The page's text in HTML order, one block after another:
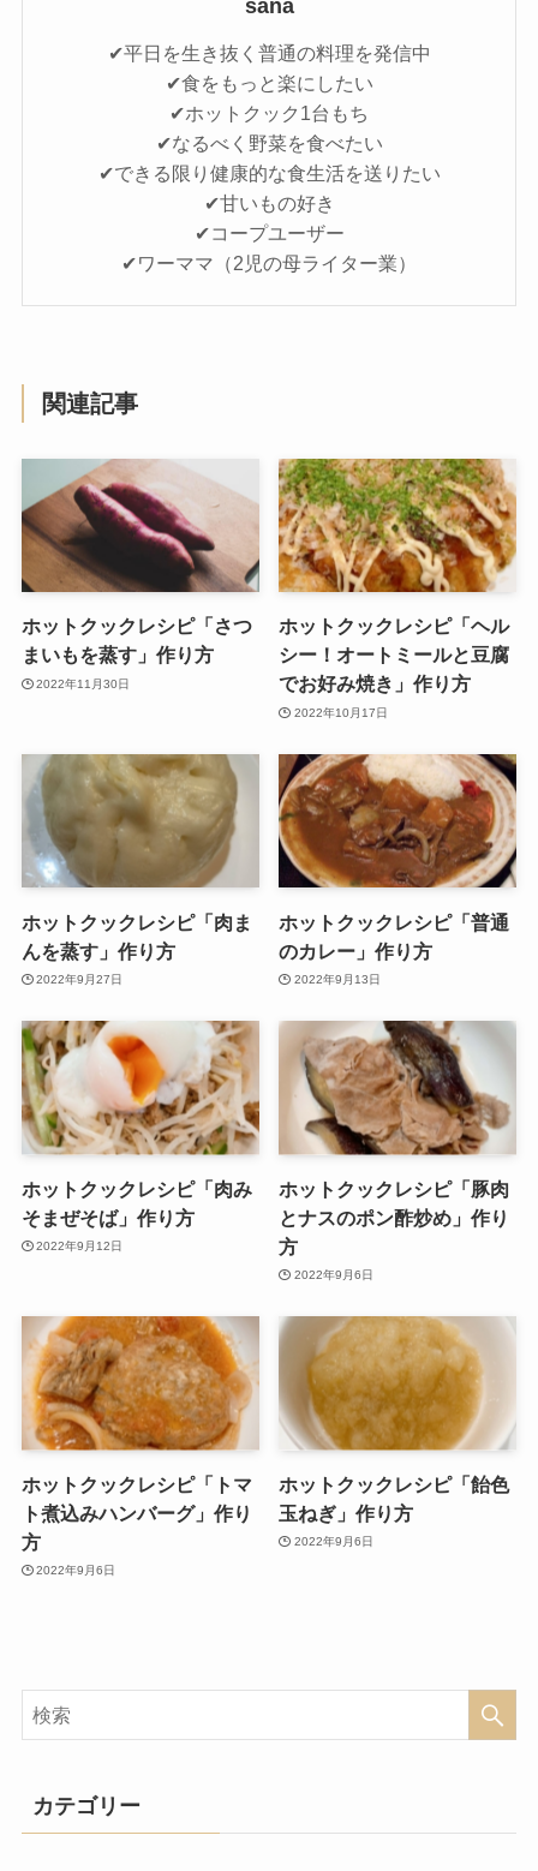
sana
✔平日を生き抜く普通の料理を発信中
✔食をもっと楽にしたい
✔ホットクック1台もち
✔なるべく野菜を食べたい
✔できる限り健康的な食生活を送りたい
✔甘いもの好き
✔コープユーザー
✔ワーママ（2児の母ライター業）
関連記事
ホットクックレシピ「さつ
まいもを蒸す」作り方
2022年11月30日
ホットクックレシピ「ヘル
シー！オートミールと豆腐
でお好み焼き」作り方
2022年10月17日
ホットクックレシピ「肉ま
んを蒸す」作り方
2022年9月27日
ホットクックレシピ「普通
のカレー」作り方
2022年9月13日
ホットクックレシピ「肉み
そまぜそば」作り方
2022年9月12日
ホットクックレシピ「豚肉
とナスのポン酢炒め」作り
方
2022年9月6日
ホットクックレシピ「トマ
ト煮込みハンバーグ」作り
方
2022年9月6日
ホットクックレシピ「飴色
玉ねぎ」作り方
2022年9月6日
カテゴリー